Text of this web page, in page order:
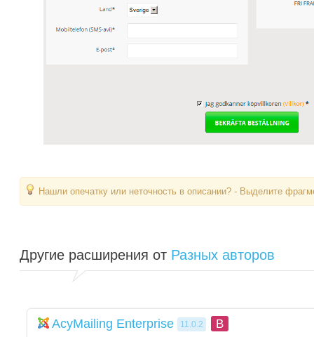
Нашли опечатку или неточность в описании? - Выделите
Другие расширения от Разных авторов
AcyMailing Enterprise 11.0.2 B